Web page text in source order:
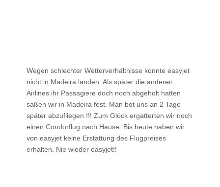
Wegen schlechter Wetterverhältnisse konnte easyjet
nicht in Madeira landen. Als später die anderen
Airlines ihr Passagiere doch noch abgeholt hatten
saßen wir in Madeira fest. Man bot uns an 2 Tage
später abzufliegen !!! Zum Glück ergatterten wir noch
einen Condorflug nach Hause. Bis heute haben wir
von easyjet keine Erstattung des Flugpreises
erhalten. Nie wieder easyjet!!